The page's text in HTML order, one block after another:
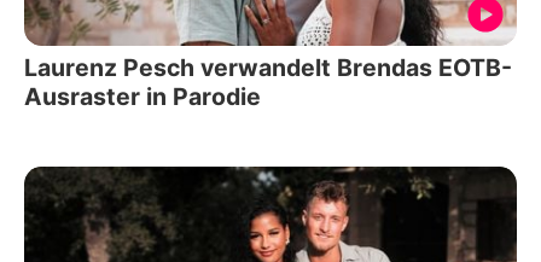
Laurenz Pesch verwandelt Brendas EOTB-
Ausraster in Parodie